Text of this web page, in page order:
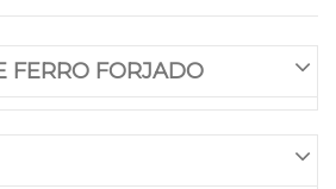
FERRO FORJADO